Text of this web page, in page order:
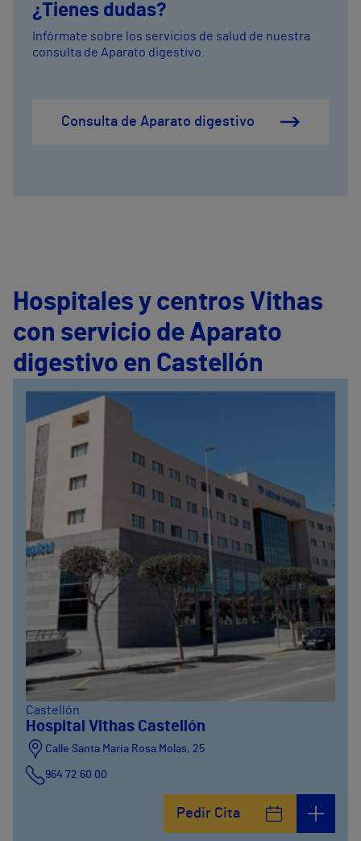
¿Tienes dudas?
Infórmate sobre los servicios de salud de nuestra
consulta de Aparato digestivo.
Consulta de Aparato digestivo
Hospitales y centros Vithas
con servicio de Aparato
digestivo en Castellón
Castellón
Hospital Vithas Castellón
Calle Santa Maria Rosa Molas, 25
964 72 60 00
Pedir Cita